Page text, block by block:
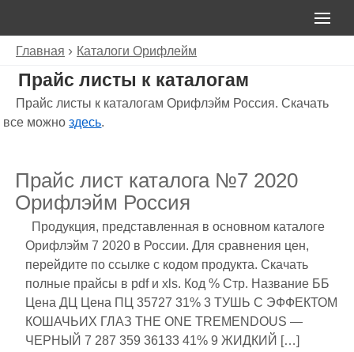
Главная Каталоги Орифлейм
Прайс листы к каталогам
Прайс листы к каталогам Орифлэйм Россия. Скачать
все можноздесь.
Прайс лист каталога №7 2020
Орифлэйм Россия
Продукция, представленная в основном каталоге
Орифлэйм 7 2020 в России. Для сравнения цен,
перейдите по ссылке с кодом продукта. Скачать
полные прайсы в pdf и xls. Код % Стр. Название ББ
Цена ДЦ Цена ПЦ 35727 31% 3 ТУШЬ С ЭФФЕКТОМ
КОШАЧЬИХ ГЛАЗ THE ONE TREMENDOUS —
ЧЕРНЫЙ 7 287 359 36133 41% 9 ЖИДКИЙ […]